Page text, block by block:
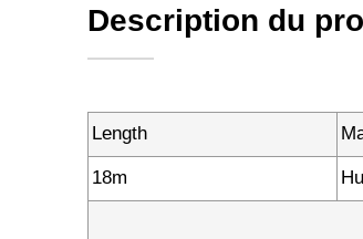
Description du
Length
18m